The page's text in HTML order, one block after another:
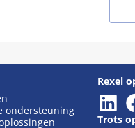
ondersteuning
Rexel
Trots